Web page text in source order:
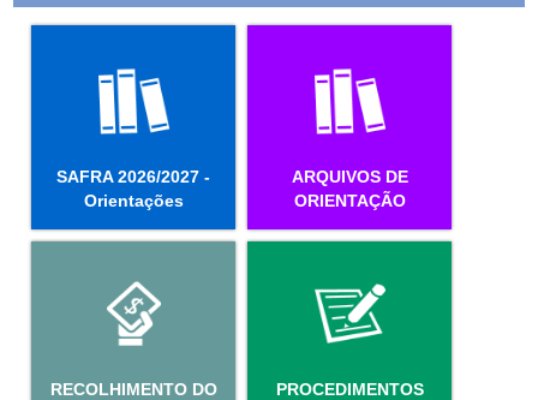
SAFRA 2026/2027 -
Orientações
ARQUIVOS DE
ORIENTAÇÃO
RECOLHIMENTO DO
PROCEDIMENTOS